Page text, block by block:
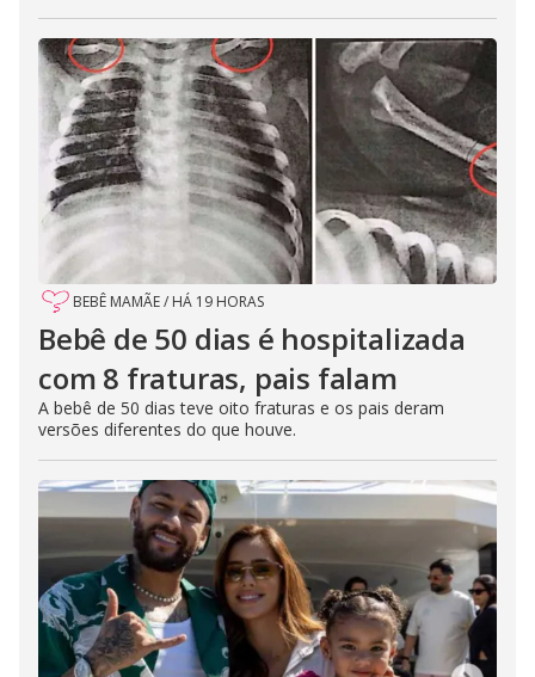
BEBÊ MAMÃE/ HÁ 19 HORAS
Bebê de 50 dias é hospitalizada
com 8 fraturas, pais falam
A bebê de 50 dias teve oito fraturas e os pais deram
versões diferentes do que houve.